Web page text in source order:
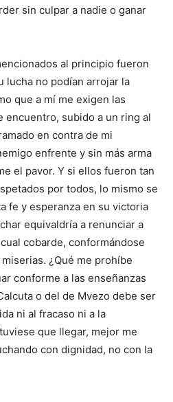
sin culpar a nadie o ganar
al principio fueron
lucha no podían arrojar la
que a mí me exigen las
encuentro, subido a un ring al
en contra de mi
enfrente y sin más arma
el pavor. Y si ellos fueron tan
por todos, lo mismo se
fe y esperanza en su victoria
equivaldría a renunciar a
cobarde, conformándose
¿Qué me prohíbe
conforme a las enseñanzas
o del de Mvezo debe ser
ni al fracaso ni a la
que llegar, mejor me
con dignidad, no con la